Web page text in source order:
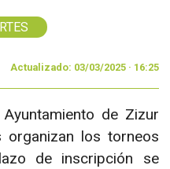
Actualizado: 03/03/2025 · 16:25
de Zizur
organizan los torneos
de inscripción se